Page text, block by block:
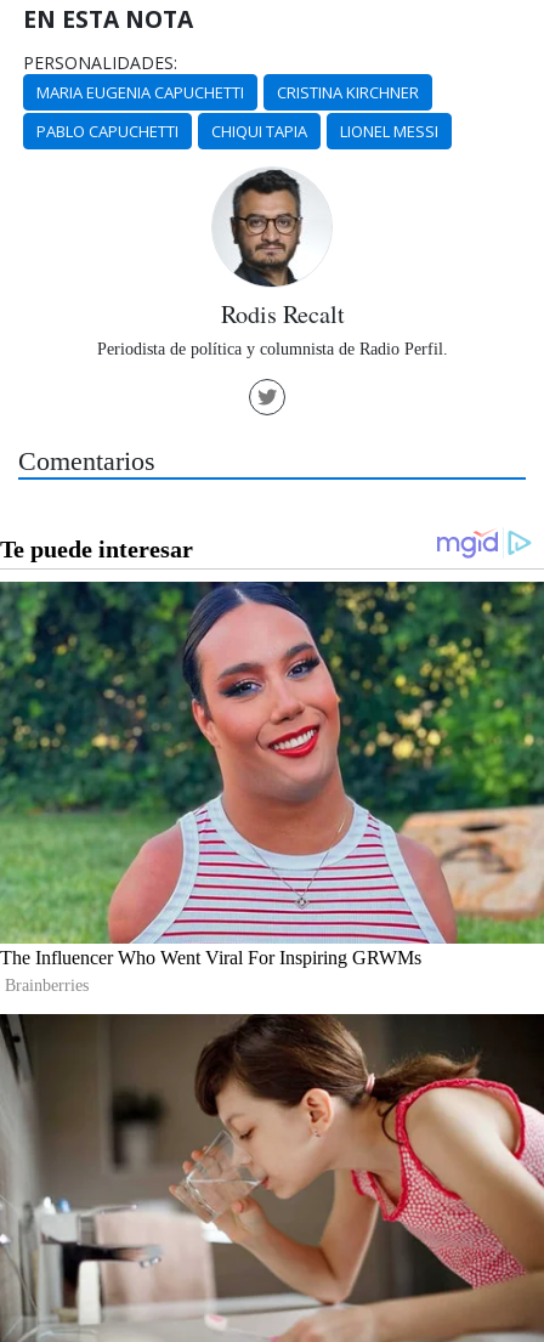
EN ESTA NOTA
PERSONALIDADES:
MARIA EUGENIA CAPUCHETTI
CRISTINA KIRCHNER
PABLO CAPUCHETTI
CHIQUI TAPIA LIONEL MESSI
Rodis Recalt
Periodista de política y columnista de Radio Perfil.
Comentarios